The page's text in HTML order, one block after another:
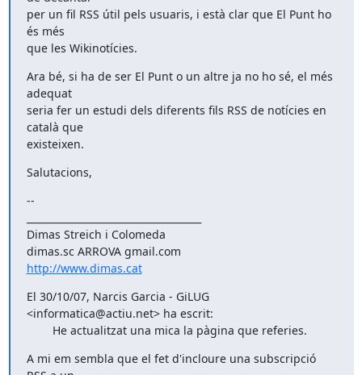
per un fil RSS útil pels usuaris, i està clar que El Punt ho
és més
que les Wikinotícies.
Ara bé, si ha de ser El Punt o un altre ja no ho sé, el més
adequat
seria fer un estudi dels diferents fils RSS de notícies en
català que
existeixen.
Salutacions,
--
Dimas Streich i Colomeda
http://www.dimas.cat
El 30/10/07, Narcis Garcia - GiLUG
<informatica@actiu.net> ha escrit:
        He actualitzat una mica la pàgina que referies.
A mi em sembla que el fet d'incloure una subscripció